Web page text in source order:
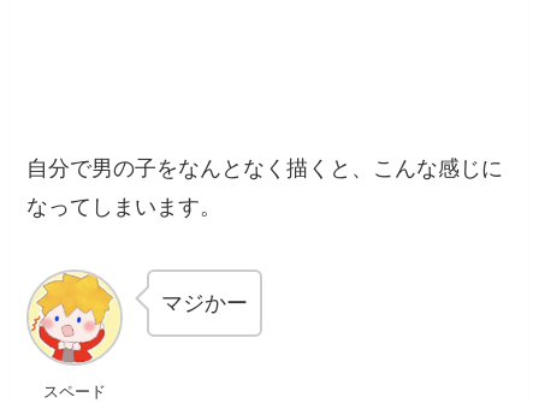
自分で男の子をなんとなく描くと、こんな感じに
なってしまいます。
スペード
マジかー